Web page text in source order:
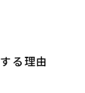
る理由